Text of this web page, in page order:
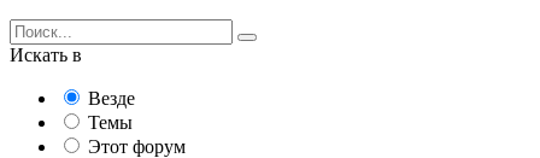
Искать в
Везде
Темы
Этот форум